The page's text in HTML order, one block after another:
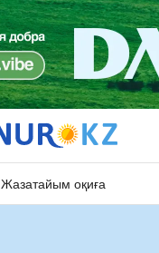
Жазатайым оқиға